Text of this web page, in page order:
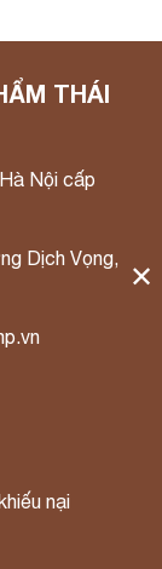
THÁI
Nội cấp
Dịch Vọng,
nại
✕